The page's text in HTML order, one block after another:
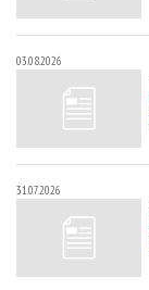
03.08.2026
31.07.2026